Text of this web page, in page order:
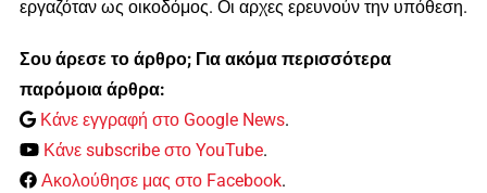
εργαζόταν ως οικοδόμος. Οι αρχες ερευνούν την υπόθεση.
Σου άρεσε το άρθρο; Για ακόμα περισσότερα
παρόμοια άρθρα:
Κάνε εγγραφή στο Google News.
Κάνε subscribe στο YouTube.
Ακολούθησε μας στο Facebook.